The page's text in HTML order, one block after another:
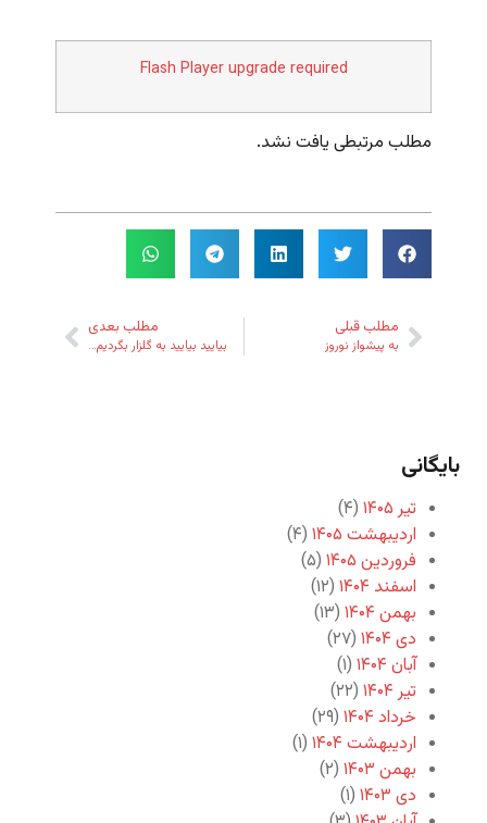
Flash Player upgrade required
مطلب مرتبطی یافت نشد.
مطلب قبلی
به پیشواز نوروز
مطلب بعدی
بیایید بیایید به گلزار بگردیم…
بایگانی
تیر ۱۴۰۵
(۴)
اردیبهشت ۱۴۰۵
(۴)
فروردین ۱۴۰۵
(۵)
اسفند ۱۴۰۴
(۱۲)
بهمن ۱۴۰۴
(۱۳)
دی ۱۴۰۴
(۲۷)
آبان ۱۴۰۴
(۱)
تیر ۱۴۰۴
(۲۲)
خرداد ۱۴۰۴
(۲۹)
اردیبهشت ۱۴۰۴
(۱)
بهمن ۱۴۰۳
(۲)
دی ۱۴۰۳
(۱)